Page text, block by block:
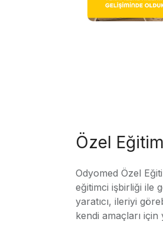
Özel
Odyomed Özel
eğitimci işbirliği ile
yaratıcı, ileriyi
kendi amaçları